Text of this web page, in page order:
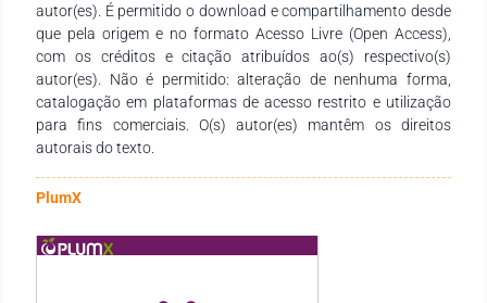
autor(es). É permitido o download e compartilhamento desde
que pela origem e no formato Acesso Livre (Open Access),
com os créditos e citação atribuídos ao(s) respectivo(s)
autor(es). Não é permitido: alteração de nenhuma forma,
catalogação em plataformas de acesso restrito e utilização
para fins comerciais. O(s) autor(es) mantêm os direitos
autorais do texto.
PlumX